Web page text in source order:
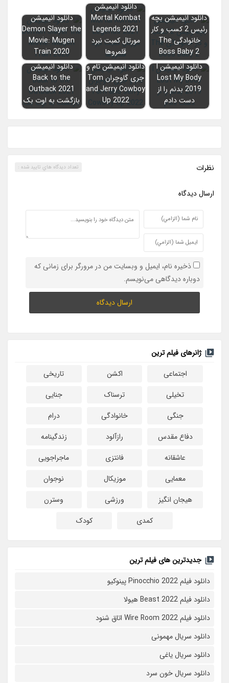
دانلود انیمیشن بچه
رئیس 2 کسب و کار
خانوادگی The
Boss Baby 2
دانلود انیمیشن
Mortal Kombat
Legends 2021
مورتال کمبت نبرد
قلمروها
دانلود انیمیشن
Demon Slayer the
Movie: Mugen
Train 2020
دانلود انیمیشن I
Lost My Body
2019 بدنم را از
دست دادم
دانلود انیمیشن تام و
جری گاوچران Tom
and Jerry Cowboy
Up 2022
دانلود انیمیشن
Back to the
Outback 2021
بازگشت به اوت بک
نظرات تعداد ديدگاه هاي تاييد شده :
ارسال ديدگاه
ذخیره نام، ایمیل و وبسایت من در مرورگر برای زمانی که
دوباره دیدگاهی می‌نویسم.
ژانرهای فیلم ترین
اجتماعی
اکشن
تاریخی
تخیلی
ترسناک
جنایی
جنگی
خانوادگی
درام
دفاع مقدس
رازآلود
زندگینامه
عاشقانه
فانتزی
ماجراجویی
معمایی
موزیکال
نوجوان
هیجان انگیز
ورزشی
وسترن
کمدی
کودک
جدیدترین های فیلم ترین
دانلود فیلم Pinocchio 2022 پینوکیو
دانلود فیلم Beast 2022 هیولا
دانلود فیلم Wire Room 2022 اتاق شنود
دانلود سریال مهمونی
دانلود سریال یاغی
دانلود سریال خون سرد